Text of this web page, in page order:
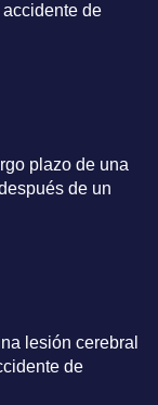
de
plazo de una
de un
lesión cerebral
de